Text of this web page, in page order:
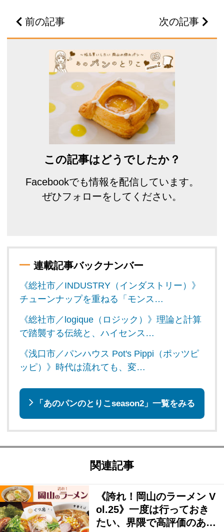
前の記事 次の記事
この記事はどうでしたか？
Facebookでも情報を配信しています。
ぜひフォローをしてください。
連載記事バックナンバー
《総社市／INDUSTRY（インダストリー）》
チューンナップを重ねる「モンス…
《総社市／logique（ロジック）》理論と計算
で踏襲する伝統と、ハイセンス…
《浅口市／パンハウス Pot's Pippi（ポッツピ
ッピ）》時代は流れても、変…
「あのパンのとりこseason2」一覧をみる
関連記事
《誇れ！岡山のラーメン V
ol.25》一度は行っておき
たい、界隈で高評価のあ…